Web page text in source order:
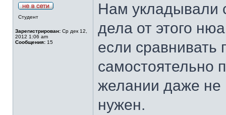
Студент
Зарегистрирован: Ср дек 12,
2012 1:06 am
Сообщения: 15
Нам укладывали
дела от этого
если сравнивать
самостоятельно
желании даже
нужен.